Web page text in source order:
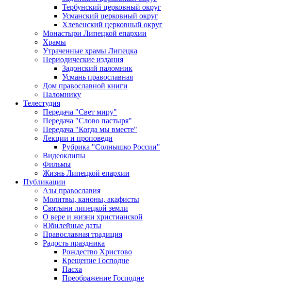
Тербунский церковный округ
Усманский церковный округ
Хлевенский церковный округ
Монастыри Липецкой епархии
Храмы
Утраченные храмы Липецка
Периодические издания
Задонский паломник
Усмань православная
Дом православной книги
Паломнику
Телестудия
Передача "Свет миру"
Передача "Слово пастыря"
Передача "Когда мы вместе"
Лекции и проповеди
Рубрика "Солнышко России"
Видеоклипы
Фильмы
Жизнь Липецкой епархии
Публикации
Азы православия
Молитвы, каноны, акафисты
Святыни липецкой земли
О вере и жизни христианской
Юбилейные даты
Православная традиция
Радость праздника
Рождество Христово
Крещение Господне
Пасха
Преображение Господне